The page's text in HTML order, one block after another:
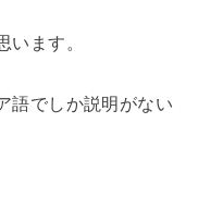
ます。
語でしか説明がない